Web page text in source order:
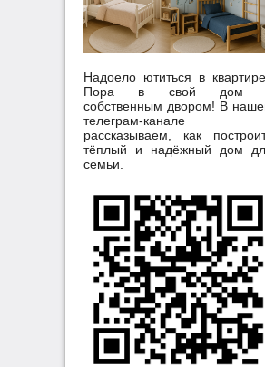
Надоело ютиться в
Пора в свой дом
собственным двором! В
телеграм-канале
рассказываем, как
тёплый и надёжный дом
семьи.